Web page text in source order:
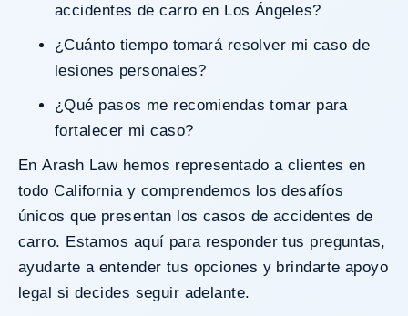
accidentes de carro en Los Ángeles?
¿Cuánto tiempo tomará resolver mi caso de
lesiones personales?
¿Qué pasos me recomiendas tomar para
fortalecer mi caso?
EnArash Lawhemos representado a clientes en
todo California y comprendemos los desafíos
únicos que presentan los casos de accidentes de
carro. Estamos aquí para responder tus preguntas,
ayudarte a entender tus opciones y brindarte apoyo
legal si decides seguir adelante.